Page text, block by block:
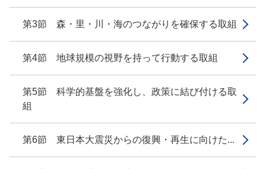
第3節 森・里・川・海のつながりを確保する取組
第4節 地球規模の視野を持って行動する取組
第5節 科学的基盤を強化し、政策に結び付ける取
組
第6節 東日本大震災からの復興・再生に向けた...